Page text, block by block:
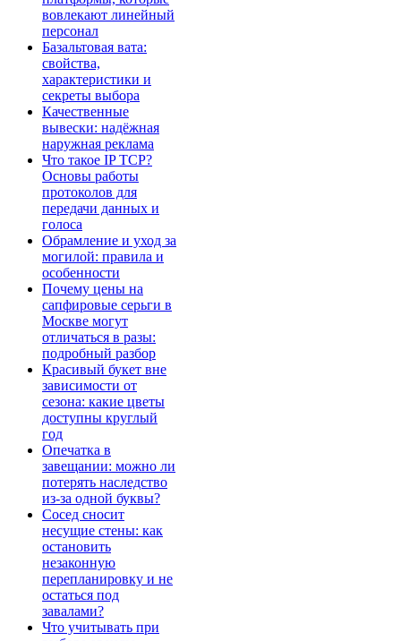
вовлекают линейный
персонал
Базальтовая вата:
свойства,
характеристики и
секреты выбора
Качественные
вывески: надёжная
наружная реклама
Что такое IP TCP?
Основы работы
протоколов для
передачи данных и
голоса
Обрамление и уход за
могилой: правила и
особенности
Почему цены на
сапфировые серьги в
Москве могут
отличаться в разы:
подробный разбор
Красивый букет вне
зависимости от
сезона: какие цветы
доступны круглый
год
Опечатка в
завещании: можно ли
потерять наследство
из-за одной буквы?
Сосед сносит
несущие стены: как
остановить
незаконную
перепланировку и не
остаться под
завалами?
Что учитывать при